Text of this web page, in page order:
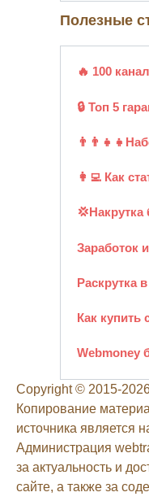
Полезные
🔥 100
🔒 Топ 5
👩‍💻 Как
💢Накрутка
Заработок
Раскрутка
Как купить
Webmoney
Copyright © 2015-
Копирование
источника является
Администрация
за актуальность и
сайте, а также за